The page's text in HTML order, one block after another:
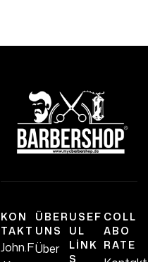
KON
TAKT
John.F
ÜBER
UNS
Über
USEF
UL
LINK
S
COLL
ABO
RATE